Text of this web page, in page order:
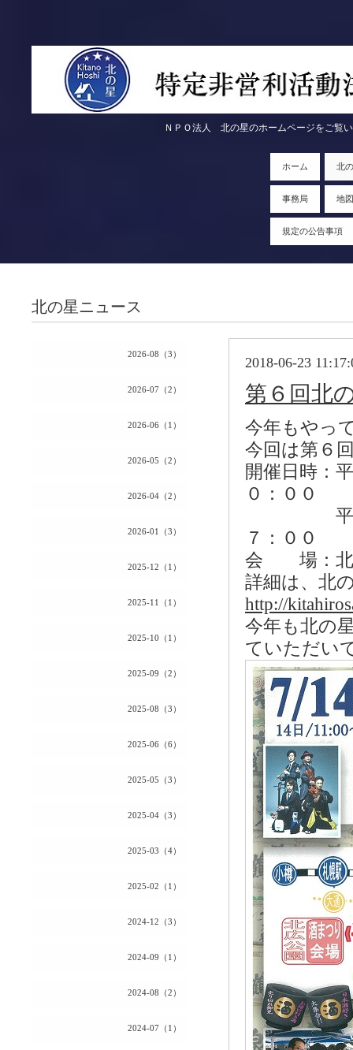
ＮＰＯ法人 北の星のホームページをご覧いただきま
ホーム 北
事務局 地図
規定の公告事項
2026-08（3）
2026-07（2）
2026-06（1）
2026-05（2）
2026-04（2）
2026-01（3）
2025-12（1）
2025-11（1）
2025-10（1）
2025-09（2）
2025-08（3）
2025-06（6）
2025-05（3）
2025-04（3）
2025-03（4）
2025-02（1）
2024-12（3）
2024-09（1）
2024-08（2）
2024-07（1）
北の星ニュース
2018-06-23
第６回北
今年もやっ
今回は第６
開催日時：
０：００
平成３０
７：００
会 場：北
詳細は、
http://
今年も北の
ていただい